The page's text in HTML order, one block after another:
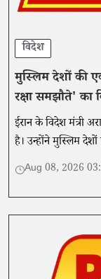
विदेश
मुस्लिम देशों की
रक्षा समझौते' का
ईरान के विदेश मंत्री
है। उन्होंने मुस्लिम
आंतरिक शक्ति पर
Aug 08, 2026